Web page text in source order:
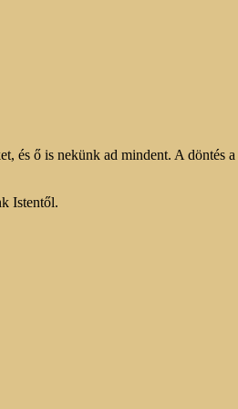
és ő is nekünk ad mindent. A döntés
Istentől.